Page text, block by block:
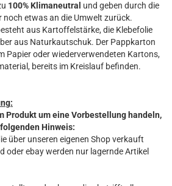
100% Klimaneutral und geben durch die
etwas an die Umwelt zurück.
aus Kartoffelstärke, die Klebefolie
aus Naturkautschuk. Der Pappkarton
Papier oder wiederverwendeten Kartons,
bereits im Kreislauf befinden.
Produkt um eine Vorbestellung handeln,
Hinweis:
über unseren eigenen Shop verkauft
oder ebay werden nur lagernde Artikel